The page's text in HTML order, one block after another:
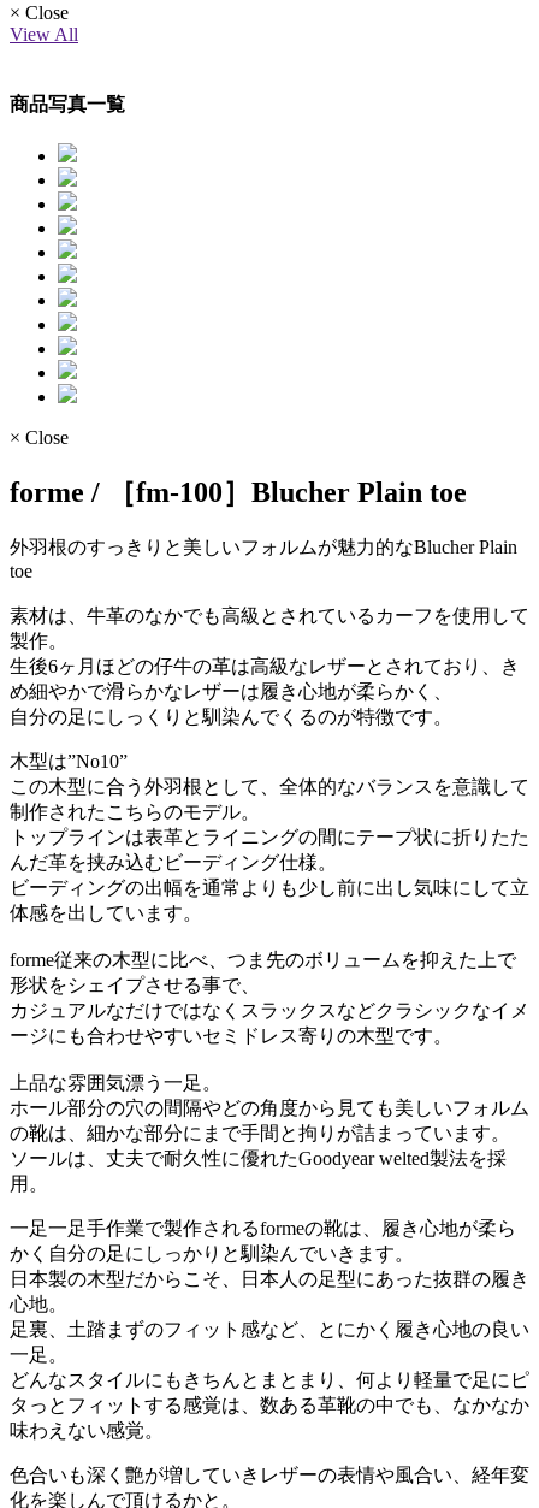
× Close
View All
商品写真一覧
× Close
forme / ［fm-100］Blucher Plain toe
外羽根のすっきりと美しいフォルムが魅力的なBlucher Plain
toe
素材は、牛革のなかでも高級とされているカーフを使用して
製作。
生後6ヶ月ほどの仔牛の革は高級なレザーとされており、き
め細やかで滑らかなレザーは履き心地が柔らかく、
自分の足にしっくりと馴染んでくるのが特徴です。
木型は”No10”
この木型に合う外羽根として、全体的なバランスを意識して
制作されたこちらのモデル。
トップラインは表革とライニングの間にテープ状に折りたた
んだ革を挟み込むビーディング仕様。
ビーディングの出幅を通常よりも少し前に出し気味にして立
体感を出しています。
forme従来の木型に比べ、つま先のボリュームを抑えた上で
形状をシェイプさせる事で、
カジュアルなだけではなくスラックスなどクラシックなイメ
ージにも合わせやすいセミドレス寄りの木型です。
上品な雰囲気漂う一足。
ホール部分の穴の間隔やどの角度から見ても美しいフォルム
の靴は、細かな部分にまで手間と拘りが詰まっています。
ソールは、丈夫で耐久性に優れたGoodyear welted製法を採
用。
一足一足手作業で製作されるformeの靴は、履き心地が柔ら
かく自分の足にしっかりと馴染んでいきます。
日本製の木型だからこそ、日本人の足型にあった抜群の履き
心地。
足裏、土踏まずのフィット感など、とにかく履き心地の良い
一足。
どんなスタイルにもきちんとまとまり、何より軽量で足にピ
タっとフィットする感覚は、数ある革靴の中でも、なかなか
味わえない感覚。
色合いも深く艶が増していきレザーの表情や風合い、経年変
化を楽しんで頂けるかと。